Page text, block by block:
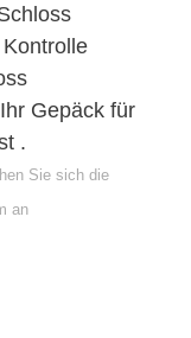
Gepäck für
.
Sie sich die
an